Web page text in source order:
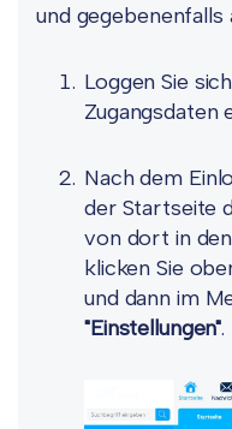
und gegebenenfalls
Loggen Sie
Zugangsdaten
Nach dem
der Startseite
von dort in
klicken Sie
und dann im
"Einstellungen".